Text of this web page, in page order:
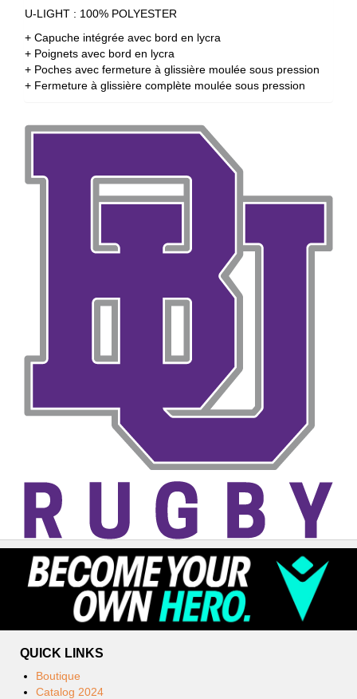
U-LIGHT : 100% POLYESTER
+ Capuche intégrée avec bord en lycra
+ Poignets avec bord en lycra
+ Poches avec fermeture à glissière moulée sous pression
+ Fermeture à glissière complète moulée sous pression
QUICK LINKS
Boutique
Catalog 2024